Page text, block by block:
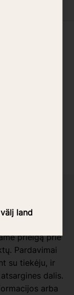
land
prieigą prie
Pardavimai
su tiekėju, ir
dalis.
arba